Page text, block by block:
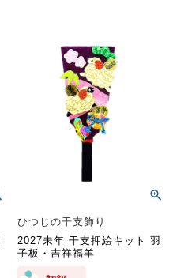
ひつじの干支飾り
2027未年 干支押絵キット 羽
子板・吉祥福羊